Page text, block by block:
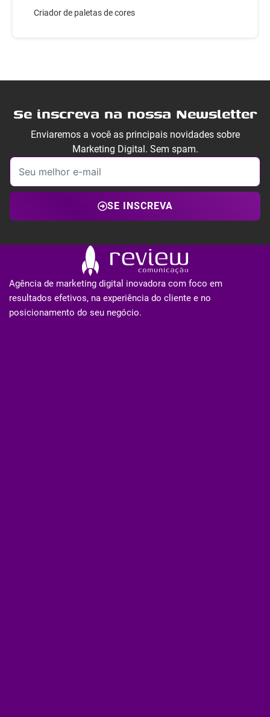
Criador de paletas de cores
Se inscreva na nossa Newsletter
Enviaremos a você as principais novidades sobre
Marketing Digital. Sem spam.
SE INSCREVA
Agência de marketing digital inovadora com foco em
resultados efetivos, na experiência do cliente e no
posicionamento do seu negócio.